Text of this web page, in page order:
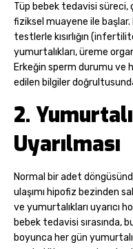
Tüp bebek tedavisi süreci,
fiziksel muayene ile başlar.
testlerle kısırlığın
yumurtalıkları, üreme
Erkeğin sperm durumu ve
edilen bilgiler
2.
Uyarılması
Normal bir adet
ulaşımı hipofiz bezinden
ve yumurtalıkları uyarıcı
bebek tedavisi sırasında,
boyunca her gün